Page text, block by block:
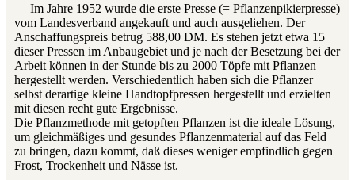
Im Jahre 1952 wurde die erste Presse (= Pflanzenpikierpresse)
vom Landesverband angekauft und auch ausgeliehen. Der
Anschaffungspreis betrug 588,00 DM. Es stehen jetzt etwa 15
dieser Pressen im Anbaugebiet und je nach der Besetzung bei der
Arbeit können in der Stunde bis zu 2000 Töpfe mit Pflanzen
hergestellt werden. Verschiedentlich haben sich die Pflanzer
selbst derartige kleine Handtopfpressen hergestellt und erzielten
mit diesen recht gute Ergebnisse.
Die Pflanzmethode mit getopften Pflanzen ist die ideale Lösung,
um gleichmäßiges und gesundes Pflanzenmaterial auf das Feld
zu bringen, dazu kommt, daß dieses weniger empfindlich gegen
Frost, Trockenheit und Nässe ist.